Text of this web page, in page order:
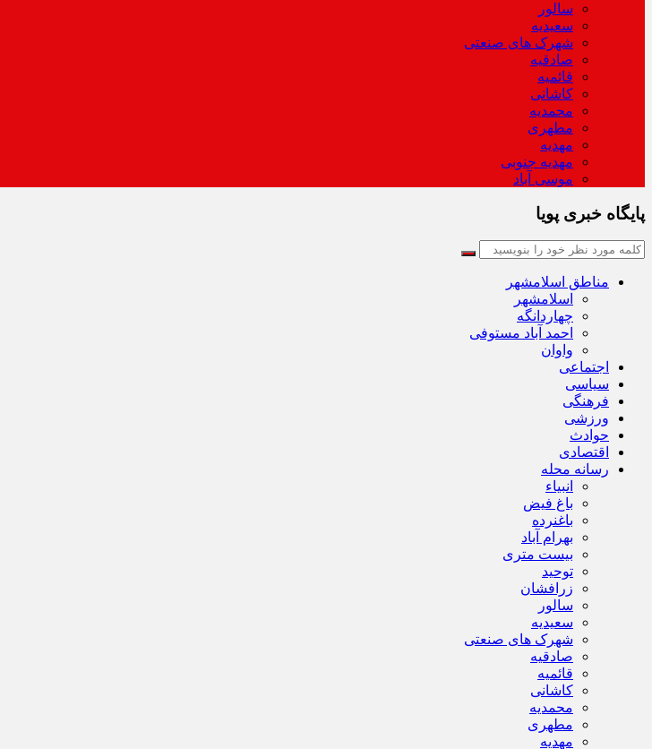
سالور
سعیدیه
شهرک های صنعتی
صادقیه
قائمیه
کاشانی
محمدیه
مطهری
مهدیه
مهدیه جنوبی
موسی آباد
پایگاه خبری پویا
مناطق اسلامشهر
اسلامشهر
چهاردانگه
احمد آباد مستوفی
واوان
اجتماعی
سیاسی
فرهنگی
ورزشی
حوادث
اقتصادی
رسانه محله
انبیاء
باغ فیض
باغنرده
بهرام آباد
بیست متری
توحید
زرافشان
سالور
سعیدیه
شهرک های صنعتی
صادقیه
قائمیه
کاشانی
محمدیه
مطهری
مهدیه